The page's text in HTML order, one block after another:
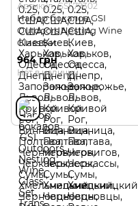
Артикул: GSI 79302
Набор бокалов GSI
Outdoors Nesting Wine
Glass Set
964 грн
Нет в наличии